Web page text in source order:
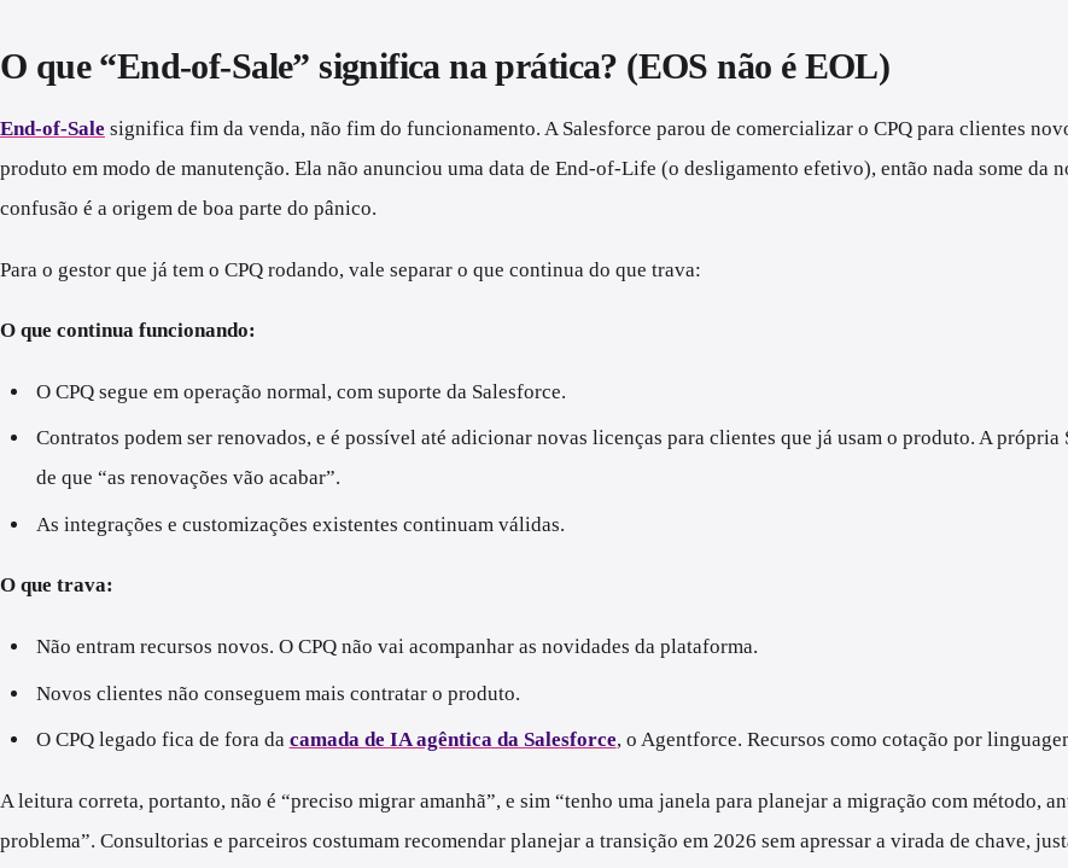
O que “End-of-Sale” significa na prática? (EOS não é EOL)
End-of-Sale significa fim da venda, não fim do funcionamento. A Salesforce parou de comercializar o CPQ para clientes
produto em modo de manutenção. Ela não anunciou uma data de End-of-Life (o desligamento efetivo), então nada some da
confusão é a origem de boa parte do pânico.
Para o gestor que já tem o CPQ rodando, vale separar o que continua do que trava:
O que continua funcionando:
O CPQ segue em operação normal, com suporte da Salesforce.
Contratos podem ser renovados, e é possível até adicionar novas licenças para clientes que já usam o produto. A
de que “as renovações vão acabar”.
As integrações e customizações existentes continuam válidas.
O que trava:
Não entram recursos novos. O CPQ não vai acompanhar as novidades da plataforma.
Novos clientes não conseguem mais contratar o produto.
O CPQ legado fica de fora da camada de IA agêntica da Salesforce, o Agentforce. Recursos como cotação por
A leitura correta, portanto, não é “preciso migrar amanhã”, e sim “tenho uma janela para planejar a migração com método,
problema”. Consultorias e parceiros costumam recomendar planejar a transição em 2026 sem apressar a virada de chave,